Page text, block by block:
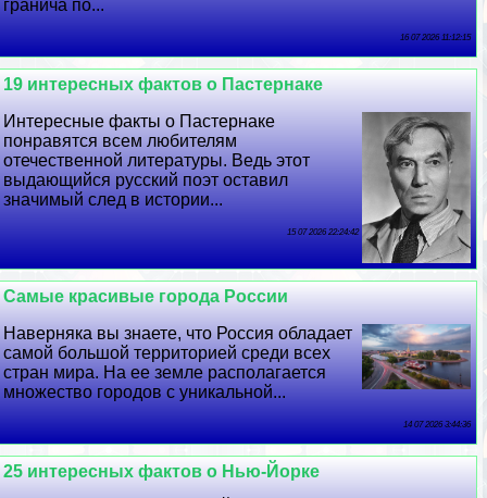
гранича по...
16 07 2026 11:12:15
19 интересных фактов о Пастернаке
Интересные факты о Пастернаке
понравятся всем любителям
отечественной литературы. Ведь этот
выдающийся русский поэт оставил
значимый след в истории...
15 07 2026 22:24:42
Самые красивые города России
Наверняка вы знаете, что Россия обладает
самой большой территорией среди всех
стран мира. На ее земле располагается
множество городов с уникальной...
14 07 2026 3:44:36
25 интересных фактов о Нью-Йорке